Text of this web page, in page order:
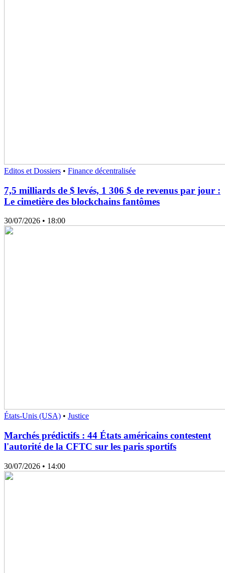
Editos et Dossiers • Finance décentralisée
7,5 milliards de $ levés, 1 306 $ de revenus par jour :
Le cimetière des blockchains fantômes
30/07/2026 • 18:00
États-Unis (USA) • Justice
Marchés prédictifs : 44 États américains contestent
l'autorité de la CFTC sur les paris sportifs
30/07/2026 • 14:00